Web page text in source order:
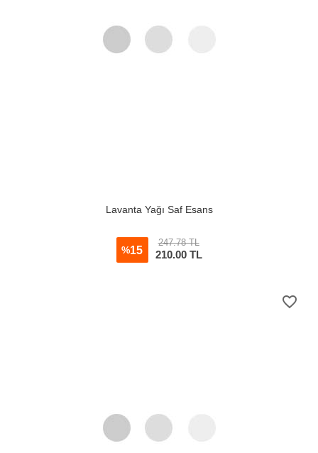
Lavanta Yağı Saf Esans
%15
247.78 TL
210.00TL
favorite_border